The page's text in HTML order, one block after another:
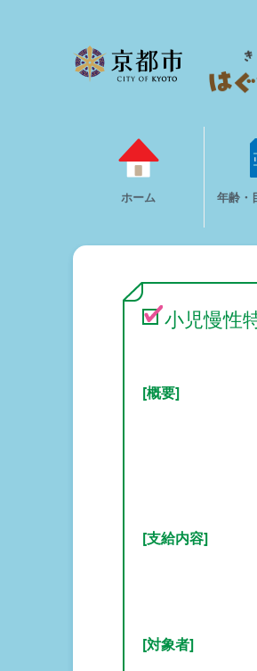
ホーム 年齢・
小児慢性
[概要]
[支給内容]
[対象者]